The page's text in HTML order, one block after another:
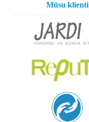
Mūsu klienti